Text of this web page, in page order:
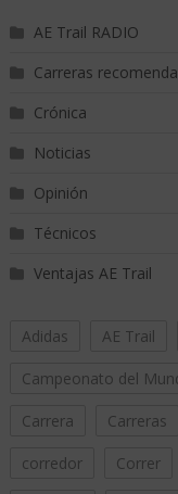
AE Trail RADIO
Carreras
Crónica
Noticias
Opinión
Técnicos
Ventajas AE Trail
Adidas AE Trail
Campeonato del
Carrera Carreras
corredor Correr